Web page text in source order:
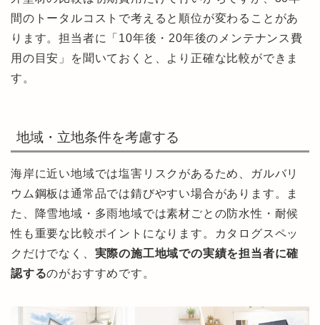
間のトータルコストで考えると順位が変わることがあ
ります。担当者に「10年後・20年後のメンテナンス費
用の目安」を聞いておくと、より正確な比較ができま
す。
地域・立地条件を考慮する
海岸に近い地域では塩害リスクがあるため、ガルバリ
ウム鋼板は通常品では錆びやすい場合があります。ま
た、降雪地域・多雨地域では素材ごとの防水性・耐候
性も重要な比較ポイントになります。カタログスペッ
クだけでなく、 実際の施工地域での実績を担当者に確
認するのがおすすめです。